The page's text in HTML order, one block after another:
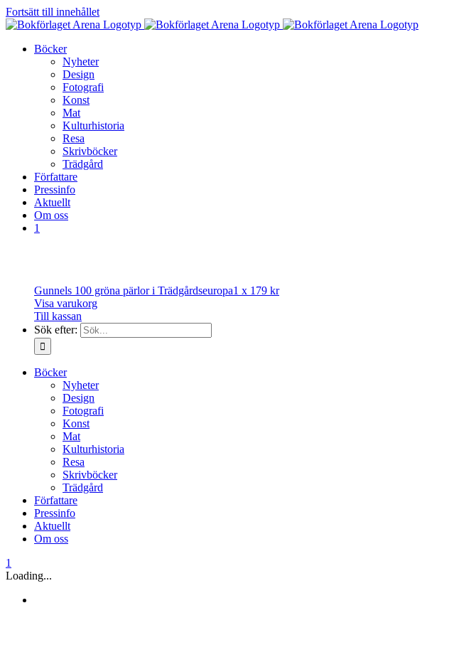
Fortsätt till innehållet
Böcker
Nyheter
Design
Fotografi
Konst
Mat
Kulturhistoria
Resa
Skrivböcker
Trädgård
Författare
Pressinfo
Aktuellt
Om oss
1
Gunnels 100 gröna pärlor i Trädgårdseuropa1 x 179 kr
Visa varukorg
Till kassan
Sök efter:
Böcker
Nyheter
Design
Fotografi
Konst
Mat
Kulturhistoria
Resa
Skrivböcker
Trädgård
Författare
Pressinfo
Aktuellt
Om oss
1
Loading...